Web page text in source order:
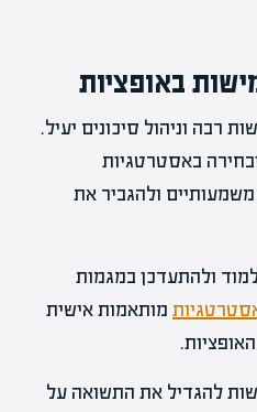
באופציות
רבה וניהול סיכונים יעיל.
באסטרטגיות
משמעותיים ולהגביר את
ולהתעדכן במגמות
מותאמות אישית
להגדיל את התשואה על